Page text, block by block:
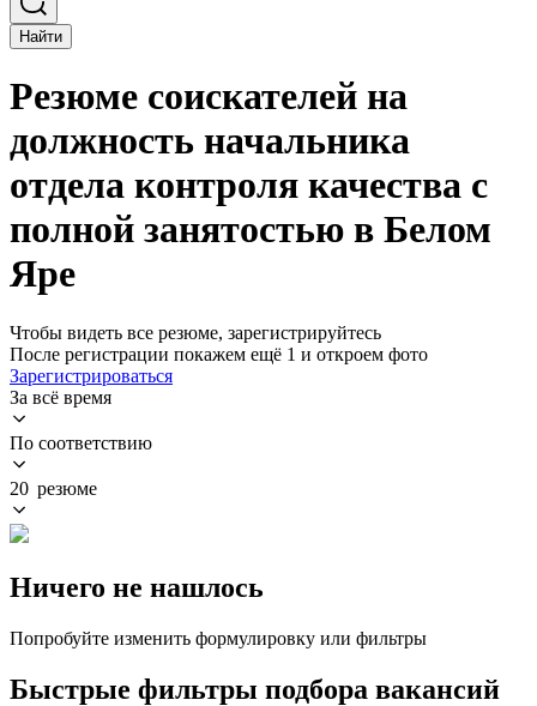
Найти
Резюме соискателей на
должность начальника
отдела контроля качества с
полной занятостью в Белом
Яре
Чтобы видеть все резюме, зарегистрируйтесь
После регистрации покажем ещё 1 и откроем фото
Зарегистрироваться
За всё время
По соответствию
20 резюме
Ничего не нашлось
Попробуйте изменить формулировку или фильтры
Быстрые фильтры подбора вакансий